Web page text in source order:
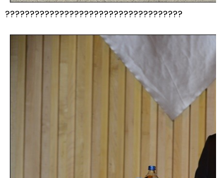
????????????????????????????????????